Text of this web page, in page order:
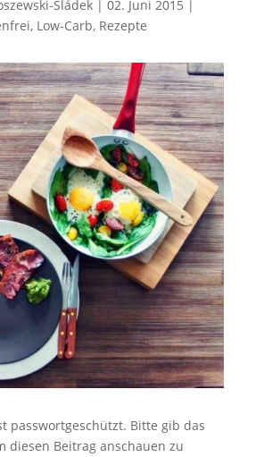
Sládek| 02. Juni 2015 |
, Low-Carb, Rezepte
passwortgeschützt. Bitte gib das
diesen Beitrag anschauen zu